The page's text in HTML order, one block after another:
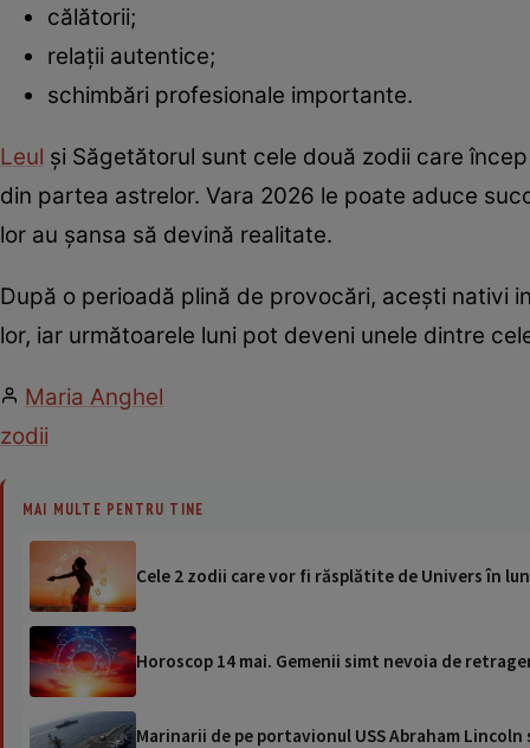
călătorii;
relații autentice;
schimbări profesionale importante.
Leul și Săgetătorul sunt cele două zodii care
din partea astrelor. Vara 2026 le poate aduce
lor au șansa să devină realitate.
După o perioadă plină de provocări, acești nativi
lor, iar următoarele luni pot deveni unele dintre
Maria Anghel
zodii
MAI MULTE PENTRU TINE
Cele 2 zodii care vor fi răsplătite de Univers în
Horoscop 14 mai. Gemenii simt nevoia de
Marinarii de pe portavionul USS Abraham